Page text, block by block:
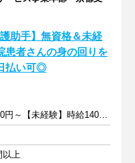
護助手】無資格＆未経
患者さんの身の回りを
払い可◎
【経験者】時給1500円～【未経験】時給1400円～ ※交通費全額
以上